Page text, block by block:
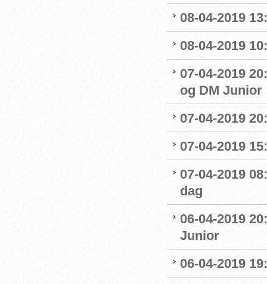
08-04-2019
08-04-2019
07-04-2019
og DM Junior
07-04-2019
07-04-2019
07-04-2019
dag
06-04-2019
Junior
06-04-2019